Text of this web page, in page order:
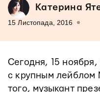
Катерина
15 Листопада, 2016
Сегодня, 15
с крупным лейблом
того, музыкант